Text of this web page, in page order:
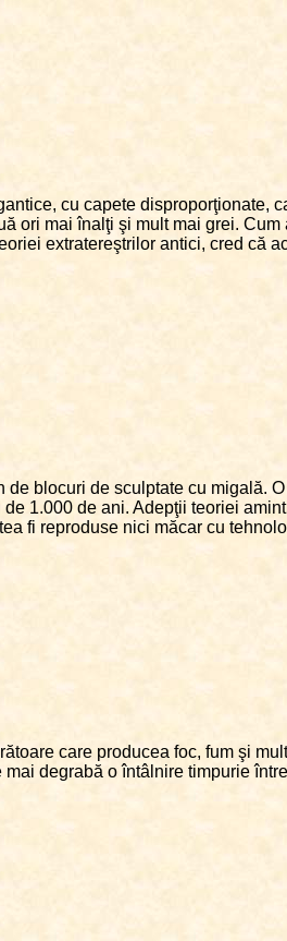
cu capete
ori mai înalţi şi mult mai grei.
extratereştrilor antici, cred că
blocuri de sculptate cu migală.
1.000 de ani. Adepţii teoriei
fi reproduse nici măcar cu
care producea foc, fum şi
degrabă o întâlnire timpurie